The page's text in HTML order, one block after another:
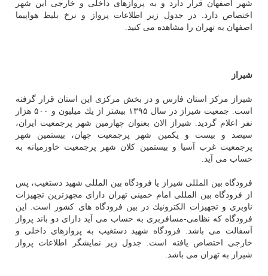
شهر اصفهان قرار دارد و به پروازهای داخلی و خارجی این شهر
اختصاص دارد. در جدول زیر اطلاعات پرواز و نرخ بلیط هواپیما
اصفهان به تهران را مشاهده می كنید.
شیراز
شیراز مركز استان فارس و در بخش مركزی این استان قرار گرفته
است. جمعیت شیراز در سال ۱۳۹۵ بیشتر از یك میلیون و ۵۰۰ هزار
نفر اعلام گردید. شیراز الان بعنوان چهارمین شهر پرجمعیت ایران،
سیصد و بیست و یكمین شهر پرجمعیت جهان، بیستمین شهر
پرجمعیت غرب آسیا و بیستمین كلان شهر پرجمعیت خاورمیانه به
حساب می آید.
فرودگاه بین المللی شیراز یا فرودگاه بین المللی شهید دستغیب، پس
از فرودگاه بین المللی امام خمینی تهران دارای مجهزترین تجهیزات
ناوبری و تجهیزات الكترونیك در بین فرودگاه های كشور است. این
فرودگاه كه نظامی-مسافربری به حساب می آید دارای دو باند پرواز
آسفالت می باشد. فرودگاه شهید دستغیب به پروازهای داخلی و
خارجی اختصاص یافته است. جدول زیر نمایشگر اطلاعات پرواز
شیراز به تهران می باشد.